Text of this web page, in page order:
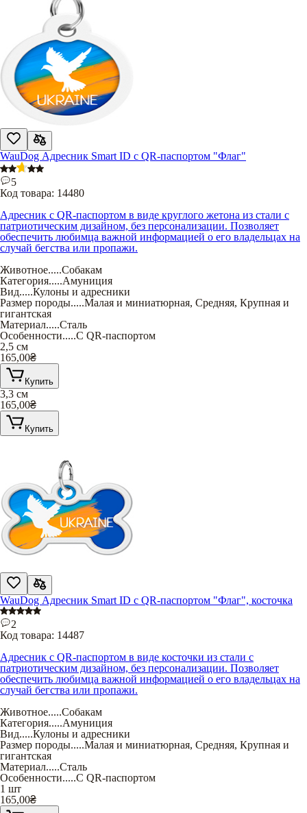
WauDog Адресник Smart ID с QR-паспортом "Флаг"
5
Код товара: 14480
Адресник с QR-паспортом в виде круглого жетона из стали с
патриотическим дизайном, без персонализации. Позволяет
обеспечить любимца важной информацией о его владельцах на
случай бегства или пропажи.
Животное.....Собакам
Категория.....Амуниция
Вид.....Кулоны и адресники
Размер породы.....Малая и миниатюрная, Средняя, Крупная и
гигантская
Материал.....Сталь
Особенности.....С QR-паспортом
2,5 см
165,00₴
Купить
3,3 см
165,00₴
Купить
WauDog Адресник Smart ID с QR-паспортом "Флаг", косточка
2
Код товара: 14487
Адресник с QR-паспортом в виде косточки из стали с
патриотическим дизайном, без персонализации. Позволяет
обеспечить любимца важной информацией о его владельцах на
случай бегства или пропажи.
Животное.....Собакам
Категория.....Амуниция
Вид.....Кулоны и адресники
Размер породы.....Малая и миниатюрная, Средняя, Крупная и
гигантская
Материал.....Сталь
Особенности.....С QR-паспортом
1 шт
165,00₴